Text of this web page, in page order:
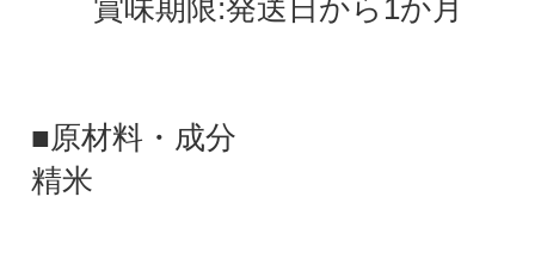
賞味期限:発送日から1か月
■原材料・成分
精米